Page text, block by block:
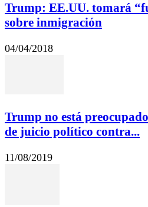
Trump: EE.UU. tomará
sobre inmigración
04/04/2018
Trump no está
de juicio político contra...
11/08/2019